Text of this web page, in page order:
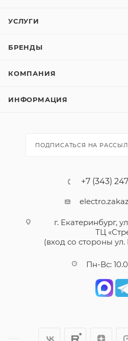
УСЛУГИ
БРЕНДЫ
КОМПАНИЯ
ИНФОРМАЦИЯ
ПОДПИСАТЬСЯ НА
+7 (343)
г. Екатеринбург,
ТЦ
(вход со стороны
Пн-Вс: